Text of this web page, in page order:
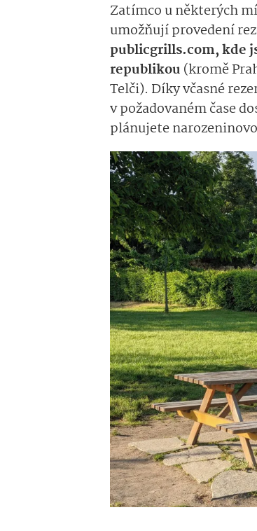
Zatímco u některých
umožňují provedení
publicgrills.com, kde
republikou (kromě
Telči). Díky včasné
v požadovaném čase
plánujete